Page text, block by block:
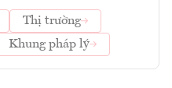
Thị trường
Khung pháp lý